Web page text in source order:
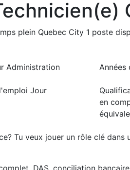
plein Quebec City 1 poste
Administration Années
Jour
en
Tu veux jouer un rôle clé dans
DAS, conciliation